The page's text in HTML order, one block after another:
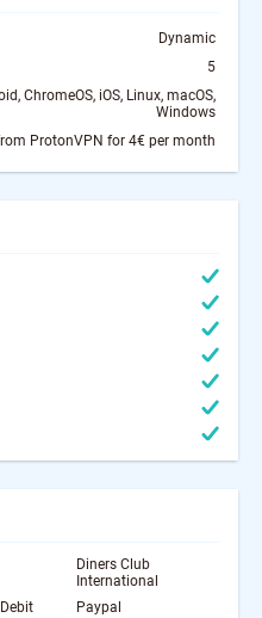
Dynamic
5
ChromeOS, iOS, Linux, macOS,
Windows
ProtonVPN for 4€ per month
Diners Club
International
Paypal